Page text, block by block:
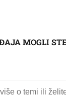
MOGLI
o temi ili